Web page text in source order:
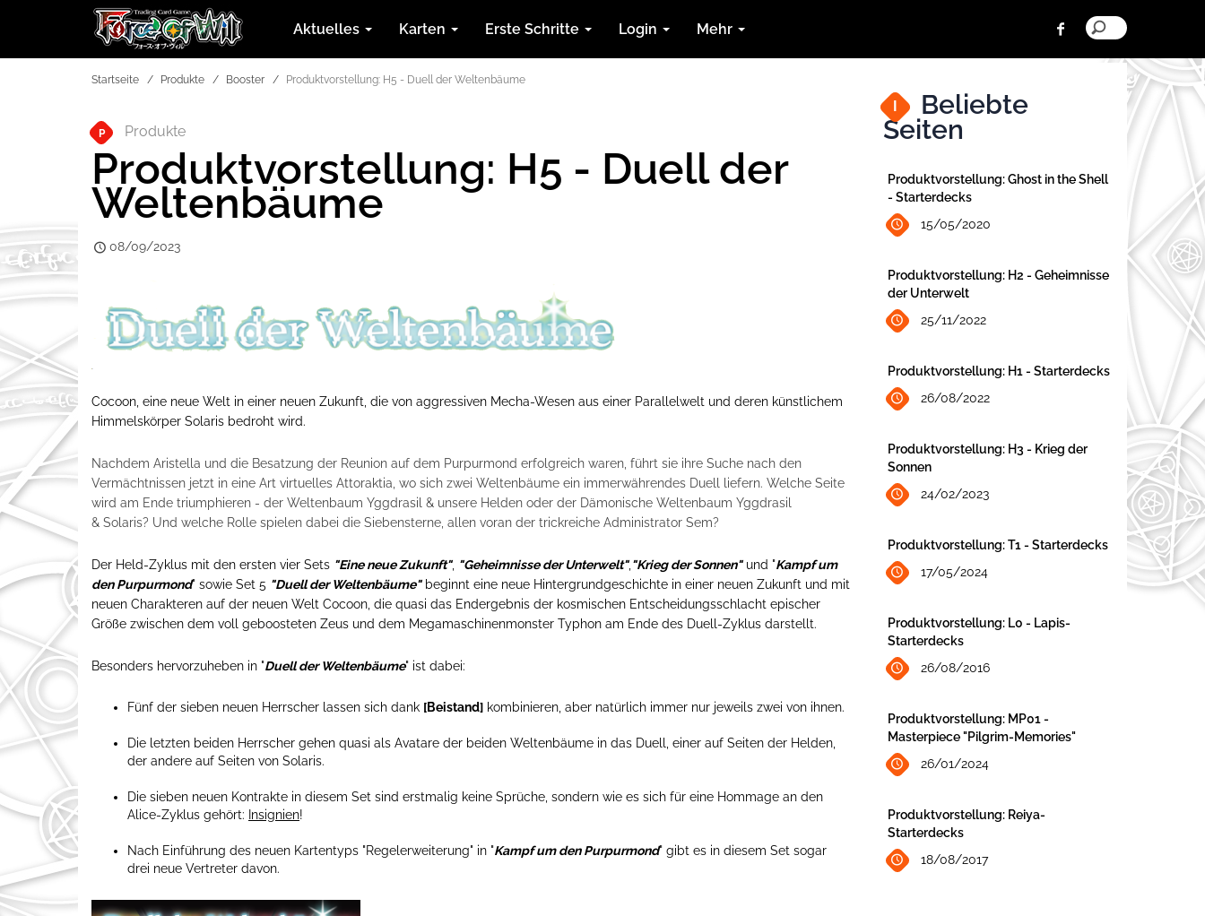
Aktuelles Karten Erste Schritte Login Mehr
Startseite Produkte Booster Produktvorstellung: H5 - Duell der Weltenbäume
P Produkte
Produktvorstellung: H5 - Duell der
Weltenbäume
08/09/2023
Cocoon, eine neue Welt in einer neuen Zukunft, die von aggressiven Mecha-Wesen aus einer Parallelwelt und deren künstlichem
Himmelskörper Solaris bedroht wird.
Nachdem Aristella und die Besatzung der Reunion auf dem Purpurmond erfolgreich waren, führt sie ihre Suche nach den
Vermächtnissen jetzt in eine Art virtuelles Attoraktia, wo sich zwei Weltenbäume ein immerwährendes Duell liefern. Welche Seite
wird am Ende triumphieren - der Weltenbaum Yggdrasil & unsere Helden oder der Dämonische Weltenbaum Yggdrasil
& Solaris? Und welche Rolle spielen dabei die Siebensterne, allen voran der trickreiche Administrator Sem?
Der Held-Zyklus mit den ersten vier Sets "Eine neue Zukunft", "Geheimnisse der Unterwelt", "Krieg der Sonnen"und "Kampf um
den Purpurmond" sowie Set 5 "Duell der Weltenbäume"beginnt eine neue Hintergrundgeschichte in einer neuen Zukunft und mit
neuen Charakteren auf der neuen Welt Cocoon, die quasi das Endergebnis der kosmischen Entscheidungsschlacht epischer
Größe zwischen dem voll geboosteten Zeus und dem Megamaschinenmonster Typhon am Ende des Duell-Zyklus darstellt.
Besonders hervorzuheben in "Duell der Weltenbäume" ist dabei:
Fünf der sieben neuen Herrscher lassen sich dank [Beistand] kombinieren, aber natürlich immer nur jeweils zwei von ihnen.
Die letzten beiden Herrscher gehen quasi als Avatare der beiden Weltenbäume in das Duell, einer auf Seiten der Helden,
der andere auf Seiten von Solaris.
Die sieben neuen Kontrakte in diesem Set sind erstmalig keine Sprüche, sondern wie es sich für eine Hommage an den
Alice-Zyklus gehört: Insignien!
Nach Einführung des neuen Kartentyps "Regelerweiterung" in "Kampf um den Purpurmond" gibt es in diesem Set sogar
drei neue Vertreter davon.
I Beliebte
Seiten
Produktvorstellung: Ghost in the Shell
- Starterdecks
15/05/2020
Produktvorstellung: H2 - Geheimnisse
der Unterwelt
25/11/2022
Produktvorstellung: H1 - Starterdecks
26/08/2022
Produktvorstellung: H3 - Krieg der
Sonnen
24/02/2023
Produktvorstellung: T1 - Starterdecks
17/05/2024
Produktvorstellung: L0 - Lapis-
Starterdecks
26/08/2016
Produktvorstellung: MP01 -
Masterpiece "Pilgrim-Memories"
26/01/2024
Produktvorstellung: Reiya-
Starterdecks
18/08/2017